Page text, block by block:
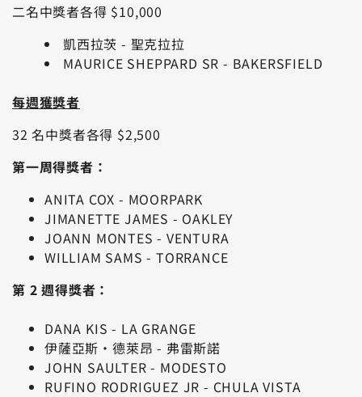
二名中獎者各得 $10,000
凱西拉茨 - 聖克拉拉
MAURICE SHEPPARD SR - BAKERSFIELD
每週獲獎者
32 名中獎者各得 $2,500
第一周得獎者：
ANITA COX - MOORPARK
JIMANETTE JAMES - OAKLEY
JOANN MONTES - VENTURA
WILLIAM SAMS - TORRANCE
第 2 週得獎者：
DANA KIS - LA GRANGE
伊薩亞斯·德萊昂 - 弗雷斯諾
JOHN SAULTER - MODESTO
RUFINO RODRIGUEZ JR - CHULA VISTA